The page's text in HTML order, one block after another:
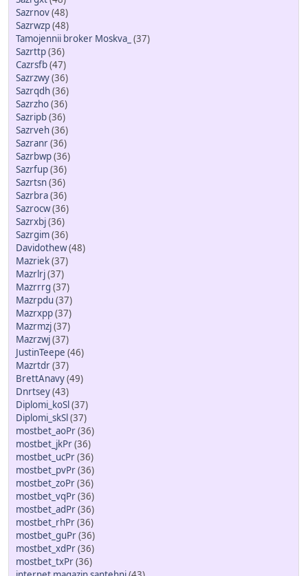
Sazrnov(48)
Sazrwzp(48)
Tamojennii broker Moskva_ (37)
Sazrttp(36)
Cazrsfb(47)
Sazrzwy(36)
Sazrqdh(36)
Sazrzho(36)
Sazripb(36)
Sazrveh(36)
Sazranr(36)
Sazrbwp(36)
Sazrfup(36)
Sazrtsn(36)
Sazrbra(36)
Sazrocw(36)
Sazrxbj(36)
Sazrgim(36)
Davidothew(48)
Mazriek(37)
Mazrlrj(37)
Mazrrrg (37)
Mazrpdu (37)
Mazrxpp(37)
Mazrmzj(37)
Mazrzwj(37)
JustinTeepe (46)
Mazrtdr(37)
BrettAnavy(49)
Dnrtsey(43)
Diplomi_koSl(37)
Diplomi_skSl(37)
mostbet_aoPr(36)
mostbet_jkPr(36)
mostbet_ucPr(36)
mostbet_pvPr(36)
mostbet_zoPr(36)
mostbet_vqPr(36)
mostbet_adPr(36)
mostbet_rhPr(36)
mostbet_guPr(36)
mostbet_xdPr(36)
mostbet_txPr(36)